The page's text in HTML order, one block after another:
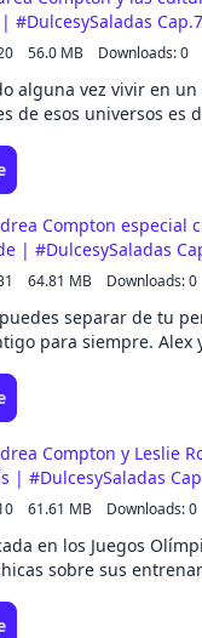
#DulcesySaladas
56.0 MB Downloads: 0
alguna vez vivir en
de esos universos es
Compton especial
| #DulcesySaladas
64.81 MB Downloads: 0
separar de tu
para siempre. Alex
'Culpa Tuya'...
Compton y Leslie
| #DulcesySaladas
61.61 MB Downloads: 0
en los Juegos
sobre sus